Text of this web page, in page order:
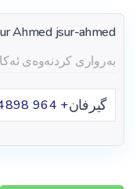
Ahmed jsur-ahmed
بەرواری کردنەوەی
گیرفان+ 964 7504574898